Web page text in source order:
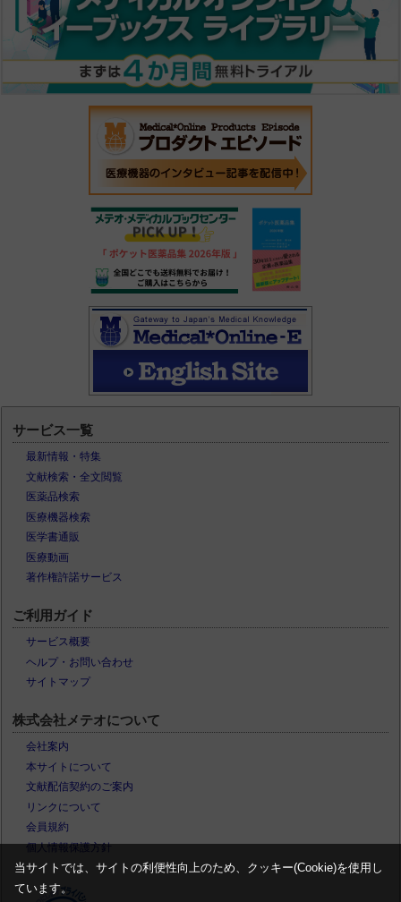
サービス一覧
最新情報・特集
文献検索・全文閲覧
医薬品検索
医療機器検索
医学書通販
医療動画
著作権許諾サービス
ご利用ガイド
サービス概要
ヘルプ・お問い合わせ
サイトマップ
株式会社メテオについて
会社案内
本サイトについて
文献配信契約のご案内
リンクについて
会員規約
個人情報保護方針
当サイトでは、サイトの利便性向上のため、クッキー(Cookie)を使用し
ています。